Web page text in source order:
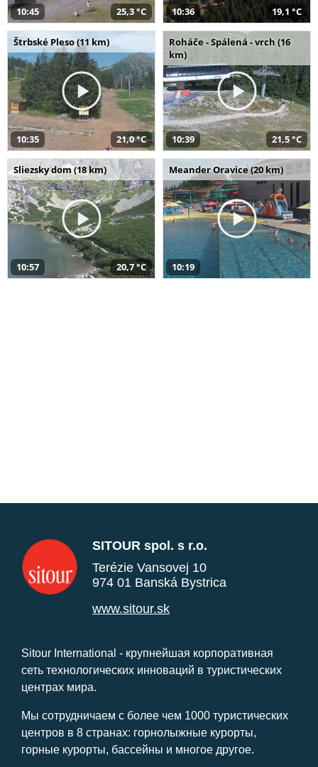
10:45 25,3 °C 10:36 19,1 °C
Štrbské Pleso (11 km)
10:35 21,0 °C
Roháče - Spálená - vrch (16
km)
10:39 21,5 °C
Sliezsky dom (18 km)
10:57 20,7 °C
Meander Oravice (20 km)
10:19
SITOUR spol. s r.o.
Terézie Vansovej 10
974 01 Banská Bystrica
www.sitour.sk
Sitour International - крупнейшая корпоративная
сеть технологических инноваций в туристических
центрах мира.
Мы сотрудничаем с более чем 1000 туристических
центров в 8 странах: горнолыжные курорты,
горные курорты, бассейны и многое другое.